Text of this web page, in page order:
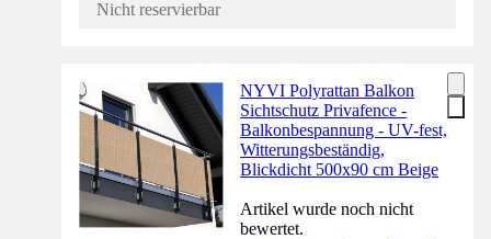
Nicht reservierbar
NYVI Polyrattan Balkon
Sichtschutz Privafence -
Balkonbespannung - UV-fest,
Witterungsbeständig,
Blickdicht 500x90 cm Beige
Artikel wurde noch nicht
bewertet.